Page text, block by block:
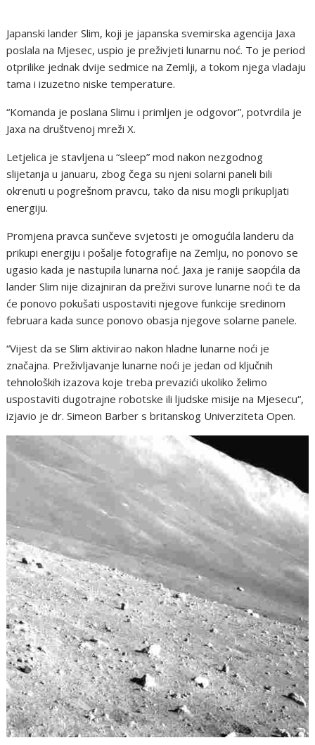
Japanski lander Slim, koji je japanska svemirska agencija Jaxa
poslala na Mjesec, uspio je preživjeti lunarnu noć. To je period
otprilike jednak dvije sedmice na Zemlji, a tokom njega vladaju
tama i izuzetno niske temperature.
“Komanda je poslana Slimu i primljen je odgovor”, potvrdila je
Jaxa na društvenoj mreži X.
Letjelica je stavljena u “sleep” mod nakon nezgodnog
slijetanja u januaru, zbog čega su njeni solarni paneli bili
okrenuti u pogrešnom pravcu, tako da nisu mogli prikupljati
energiju.
Promjena pravca sunčeve svjetosti je omogućila landeru da
prikupi energiju i pošalje fotografije na Zemlju, no ponovo se
ugasio kada je nastupila lunarna noć. Jaxa je ranije saopćila da
lander Slim nije dizajniran da preživi surove lunarne noći te da
će ponovo pokušati uspostaviti njegove funkcije sredinom
februara kada sunce ponovo obasja njegove solarne panele.
“Vijest da se Slim aktivirao nakon hladne lunarne noći je
značajna. Preživljavanje lunarne noći je jedan od ključnih
tehnoloških izazova koje treba prevazići ukoliko želimo
uspostaviti dugotrajne robotske ili ljudske misije na Mjesecu“,
izjavio je dr. Simeon Barber s britanskog Univerziteta Open.